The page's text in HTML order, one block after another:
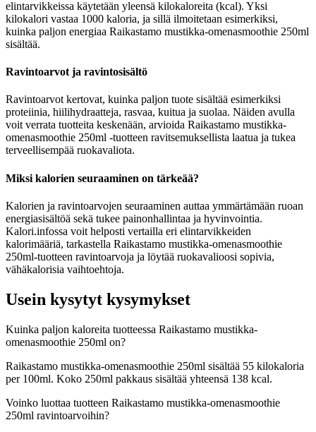
elintarvikkeissa käytetään yleensä kilokaloreita (kcal). Yksi
kilokalori vastaa 1000 kaloria, ja sillä ilmoitetaan esimerkiksi,
kuinka paljon energiaa Raikastamo mustikka-omenasmoothie 250ml
sisältää.
Ravintoarvot ja ravintosisältö
Ravintoarvot kertovat, kuinka paljon tuote sisältää esimerkiksi
proteiinia, hiilihydraatteja, rasvaa, kuitua ja suolaa. Näiden avulla
voit verrata tuotteita keskenään, arvioida Raikastamo mustikka-
omenasmoothie 250ml -tuotteen ravitsemuksellista laatua ja tukea
terveellisempää ruokavaliota.
Miksi kalorien seuraaminen on tärkeää?
Kalorien ja ravintoarvojen seuraaminen auttaa ymmärtämään ruoan
energiasisältöä sekä tukee painonhallintaa ja hyvinvointia.
Kalori.infossa voit helposti vertailla eri elintarvikkeiden
kalorimääriä, tarkastella Raikastamo mustikka-omenasmoothie
250ml-tuotteen ravintoarvoja ja löytää ruokavalioosi sopivia,
vähäkalorisia vaihtoehtoja.
Usein kysytyt kysymykset
Kuinka paljon kaloreita tuotteessa Raikastamo mustikka-
omenasmoothie 250ml on?
Raikastamo mustikka-omenasmoothie 250ml sisältää 55 kilokaloria
per 100ml. Koko 250ml pakkaus sisältää yhteensä 138 kcal.
Voinko luottaa tuotteen Raikastamo mustikka-omenasmoothie
250ml ravintoarvoihin?